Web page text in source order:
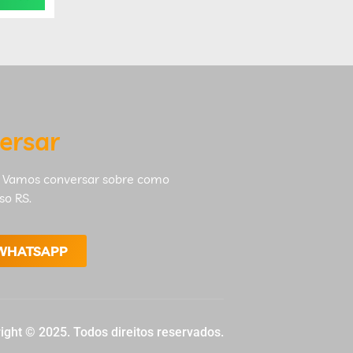
conversar sobre como
RS.
© 2025. Todos direitos reservados.